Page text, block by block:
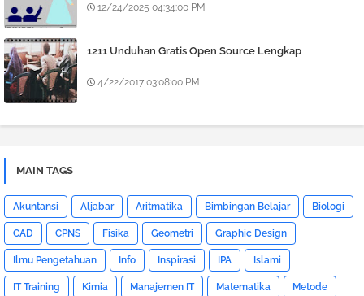
12/24/2025 04:34:00 PM
1211 Unduhan Gratis Open Source Lengkap
4/22/2017 03:08:00 PM
MAIN TAGS
Akuntansi Aljabar Aritmatika Bimbingan Belajar Biologi
CAD CPNS Fisika Geometri Graphic Design
Ilmu Pengetahuan Info Inspirasi IPA Islami
IT Training Kimia Manajemen IT Matematika Metode